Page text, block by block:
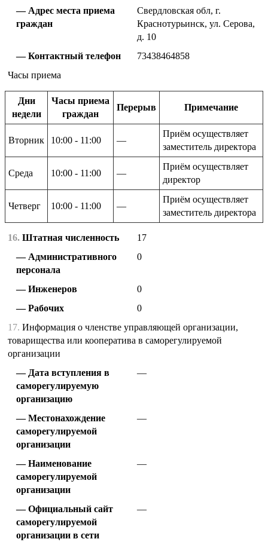
Адрес места приема
граждан
Свердловская обл, г.
Краснотурьинск, ул. Серова,
д. 10
Контактный телефон
73438464858
Часы приема
Дни
недели
Часы приема
граждан
Перерыв Примечание
Вторник 10:00 - 11:00 —
Приём осуществляет
заместитель директора
Среда 10:00 - 11:00 —
Приём осуществляет
директор
Четверг 10:00 - 11:00 —
Приём осуществляет
заместитель директора
16. Штатная численность
17
Административного
персонала
0
Инженеров
0
Рабочих
0
17. Информация о членстве управляющей организации,
товарищества или кооператива в саморегулируемой
организации
Дата вступления в
саморегулируемую
организацию
—
Местонахождение
саморегулируемой
организации
—
Наименование
саморегулируемой
организации
—
Официальный сайт
саморегулируемой
организации в сети
—